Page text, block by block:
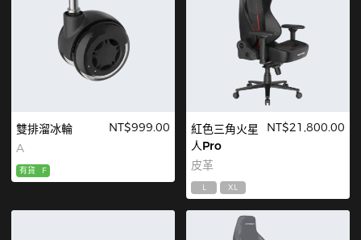
雙排溜冰輪
A
NT$999.00
有貨 F
紅色三角火星
人Pro
皮革
NT$21,800.00
L XL